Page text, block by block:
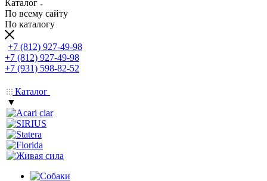
Каталог
По всему сайту
По каталогу
+7 (812) 927-49-98
+7 (812) 927-49-98
+7 (931) 598-82-52
Каталог
▼